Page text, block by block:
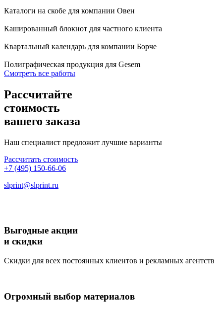
Каталоги на скобе для компании Овен
Кашированный блокнот для частного клиента
Квартальный календарь для компании Борче
Полиграфическая продукция для Gesem
Смотреть все работы
Рассчитайте
стоимость
вашего заказа
Наш специалист предложит лучшие варианты
Рассчитать стоимость
+7 (495) 150-66-06
slprint@slprint.ru
Выгодные акции
и скидки
Скидки для всех постоянных клиентов и рекламных агентств
Огромный выбор материалов